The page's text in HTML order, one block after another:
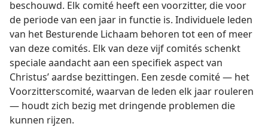
beschouwd. Elk comité heeft een voorzitter, die voor
de periode van een jaar in functie is. Individuele leden
van het Besturende Lichaam behoren tot een of meer
van deze comités. Elk van deze vijf comités schenkt
speciale aandacht aan een specifiek aspect van
Christus’ aardse bezittingen. Een zesde comité — het
Voorzitterscomité, waarvan de leden elk jaar rouleren
— houdt zich bezig met dringende problemen die
kunnen rijzen.